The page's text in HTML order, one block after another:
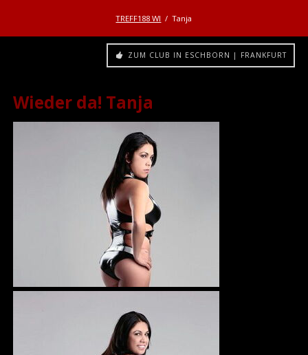
TREFF188 WI Tanja
ZUM CLUB IN ESCHBORN | FRANKFURT
Wieder da! Tanja